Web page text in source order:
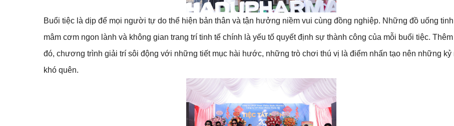
Buổi tiệc là dịp để mọi người tự do thể hiện bản thân và tận hưởng niềm vui cùng đồng nghiệp. Những đồ uống tinh
mâm cơm ngon lành và không gian trang trí tinh tế chính là yếu tố quyết định sự thành công của mỗi buổi tiệc.
đó, chương trình giải trí sôi động với những tiết mục hài hước, những trò chơi thú vị là điểm nhấn tạo nên những kỷ
khó quên.